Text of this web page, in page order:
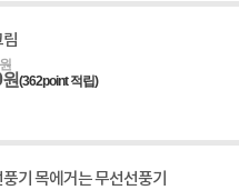
(362point 적립)
기 목에거는 무선선풍기